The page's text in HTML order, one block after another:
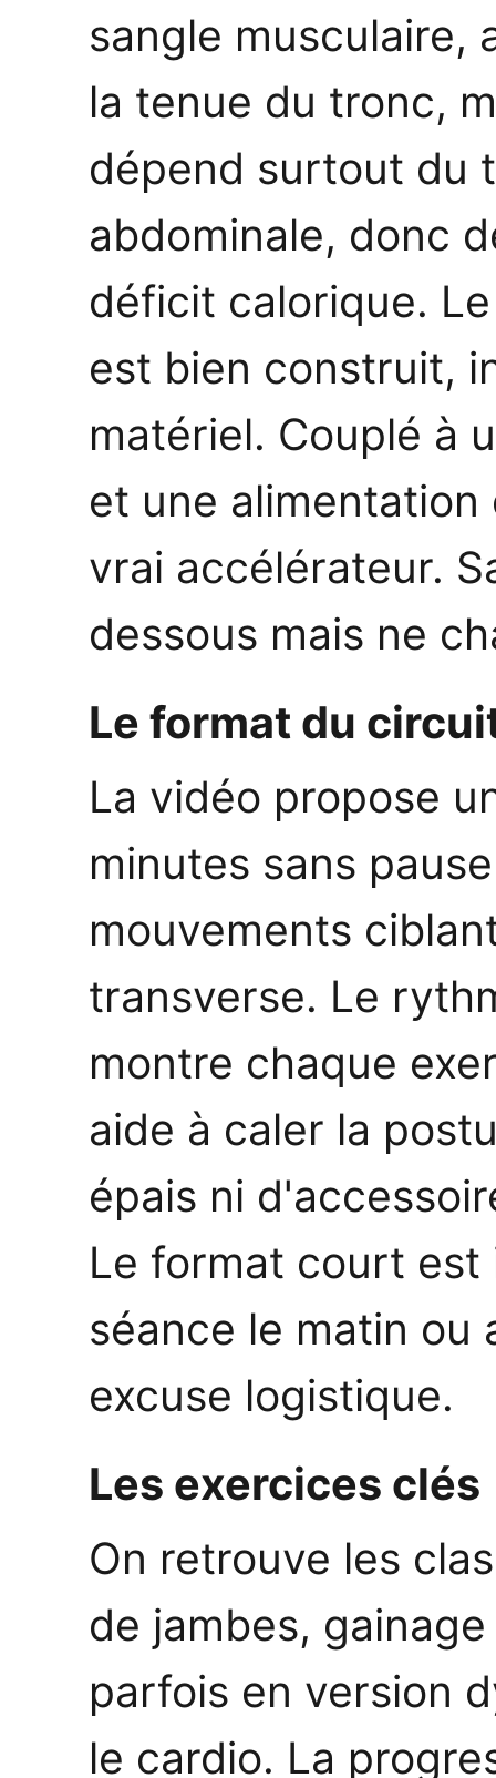
sangle musculaire,
la tenue du tronc,
dépend surtout du
abdominale, donc
déficit calorique.
est bien construit,
matériel. Couplé à
et une
vrai accélérateur.
dessous mais ne
Le format du
La vidéo propose
minutes sans
mouvements
transverse. Le
montre chaque
aide à caler la
épais ni
Le format court est
séance le matin ou
excuse logistique.
Les exercices clés
On retrouve les
de jambes,
parfois en version
le cardio. La